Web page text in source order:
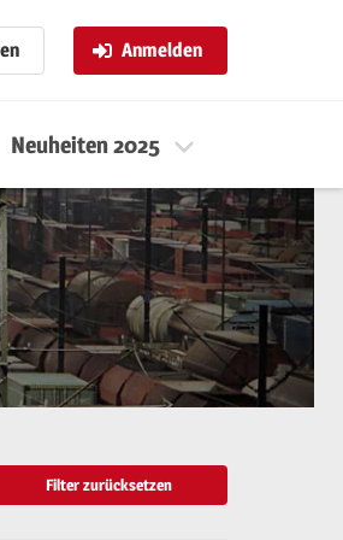
Anmelden
Neuheiten 2025
Filter zurücksetzen